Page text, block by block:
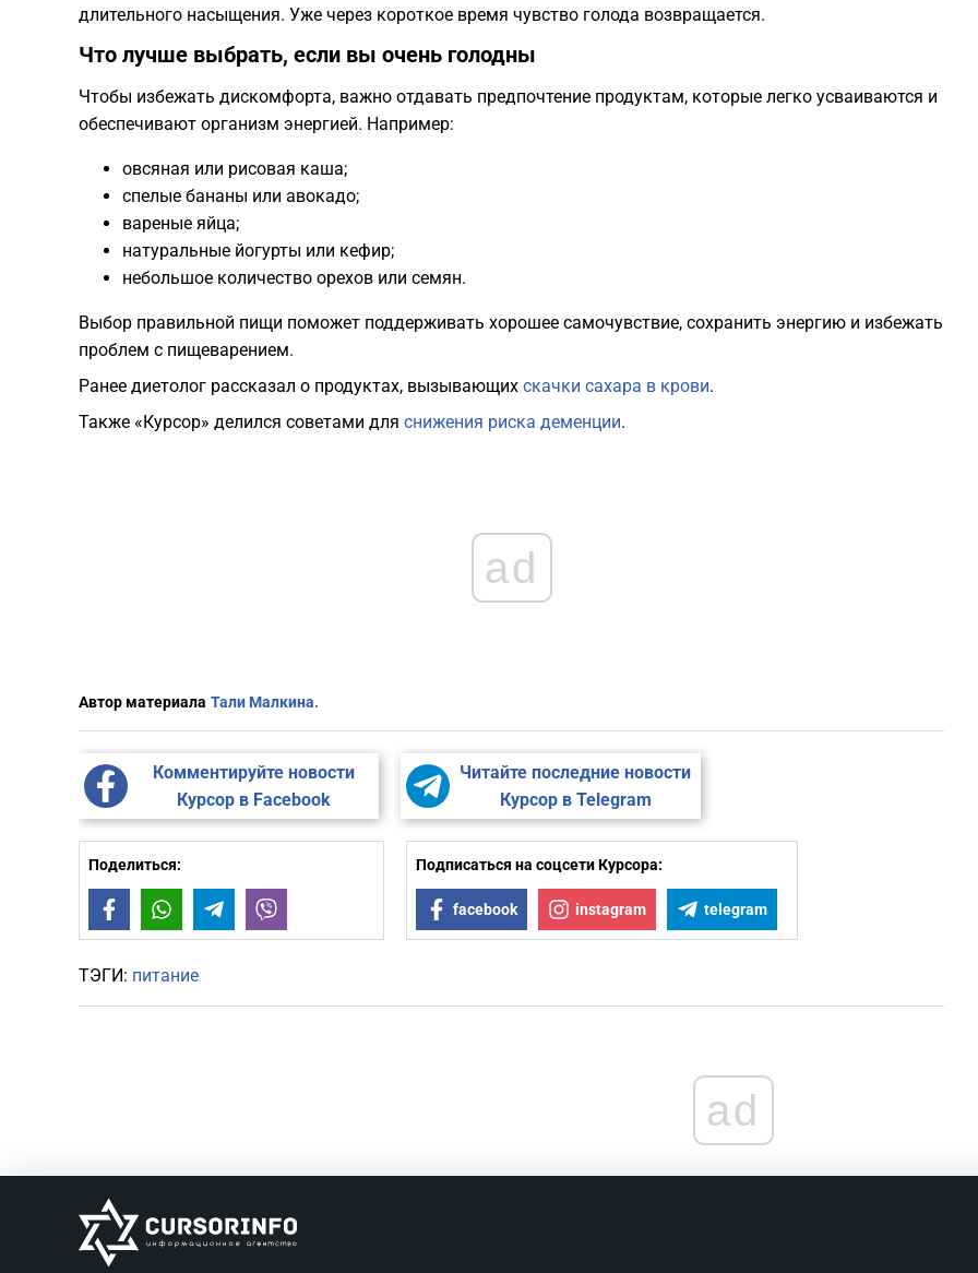
длительного насыщения. Уже через короткое время чувство голода возвращается.
Что лучше выбрать, если вы очень голодны
Чтобы избежать дискомфорта, важно отдавать предпочтение продуктам, которые легко усваиваются и
обеспечивают организм энергией. Например:
овсяная или рисовая каша;
спелые бананы или авокадо;
вареные яйца;
натуральные йогурты или кефир;
небольшое количество орехов или семян.
Выбор правильной пищи поможет поддерживать хорошее самочувствие, сохранить энергию и избежать
проблем с пищеварением.
Ранее диетолог рассказал о продуктах, вызывающих скачки сахара в крови.
Также «Курсор» делился советами для снижения риска деменции.
ad
Автор материала Тали Малкина.
Комментируйте новости
Курсор в Facebook
Читайте последние новости
Курсор в Telegram
Поделиться:
FacebookWhatsAppTelegram
Подписаться на соцсети Курсора:
facebook instagram telegram
ТЭГИ: питание
ad